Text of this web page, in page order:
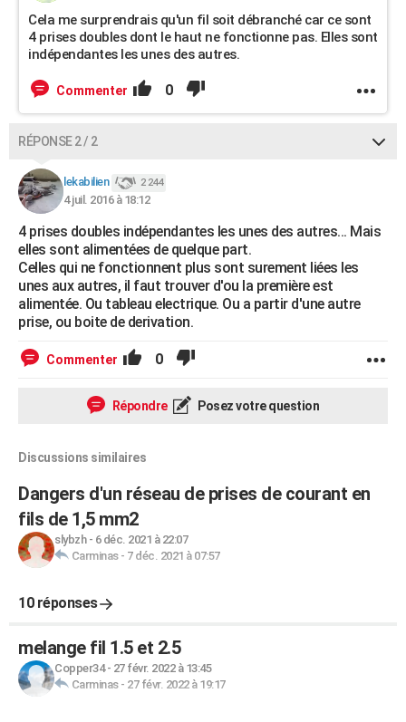
Cela me surprendrais qu'un fil soit débranché car ce sont
4 prises doubles dont le haut ne fonctionne pas. Elles sont
indépendantes les unes des autres.
Commenter 0
RÉPONSE 2 / 2
lekabilien 2 244
4 juil. 2016 à 18:12
4 prises doubles indépendantes les unes des autres... Mais
elles sont alimentées de quelque part.
Celles qui ne fonctionnent plus sont surement liées les
unes aux autres, il faut trouver d'ou la première est
alimentée. Ou tableau electrique. Ou a partir d'une autre
prise, ou boite de derivation.
Commenter 0
Répondre Posez votre question
Discussions similaires
Dangers d'un réseau de prises de courant en
fils de 1,5 mm2
slybzh- 6 déc. 2021 à 22:07
Carminas- 7 déc. 2021 à 07:57
10 réponses
melange fil 1.5 et 2.5
Copper34- 27 févr. 2022 à 13:45
Carminas- 27 févr. 2022 à 19:17